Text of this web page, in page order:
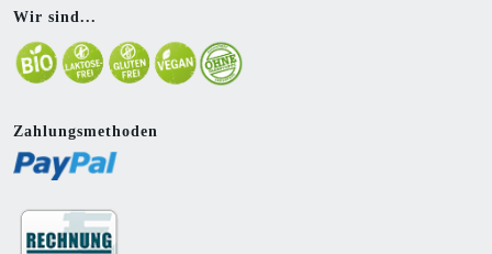
Wir sind...
Zahlungsmethoden